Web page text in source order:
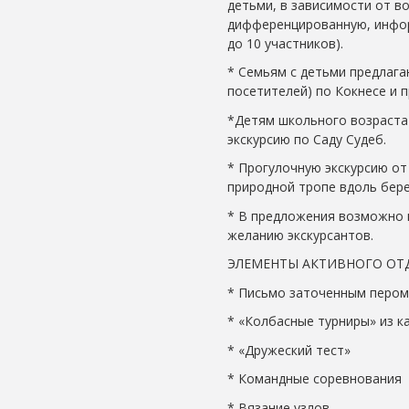
детьми, в зависимости от
дифференцированную,
до 10 участников).
* Семьям с детьми
посетителей) по Кокнесе и
*Детям школьного
экскурсию по Саду Судеб.
* Прогулочную экскурсию
природной тропе вдоль
* В предложения возможно
желанию экскурсантов.
ЭЛЕМЕНТЫ АКТИВНОГО
* Письмо заточенным пером
* «Колбасные турниры» из
* «Дружеский тест»
* Командные соревнования